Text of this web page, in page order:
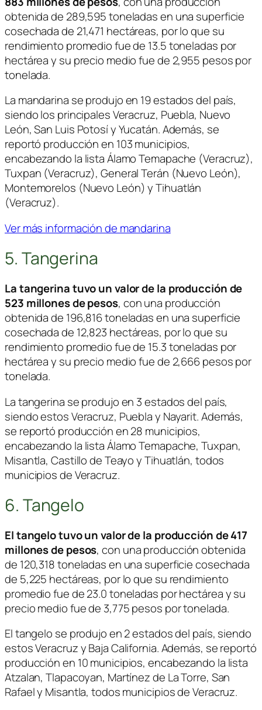
obtenida de 289,595 toneladas en una superficie
cosechada de 21,471 hectáreas, por lo que su
rendimiento promedio fue de 13.5 toneladas por
hectárea y su precio medio fue de 2,955 pesos por
tonelada.
La mandarina se produjo en 19 estados del país,
siendo los principales Veracruz, Puebla, Nuevo
León, San Luis Potosí y Yucatán. Además, se
reportó producción en 103 municipios,
encabezando la lista Álamo Temapache (Veracruz),
Tuxpan (Veracruz), General Terán (Nuevo León),
Montemorelos (Nuevo León) y Tihuatlán
(Veracruz).
Ver más información de mandarina
5. Tangerina
La tangerina tuvo un valor de la producción de
523 millones de pesos, con una producción
obtenida de 196,816 toneladas en una superficie
cosechada de 12,823 hectáreas, por lo que su
rendimiento promedio fue de 15.3 toneladas por
hectárea y su precio medio fue de 2,666 pesos por
tonelada.
La tangerina se produjo en 3 estados del país,
siendo estos Veracruz, Puebla y Nayarit. Además,
se reportó producción en 28 municipios,
encabezando la lista Álamo Temapache, Tuxpan,
Misantla, Castillo de Teayo y Tihuatlán, todos
municipios de Veracruz.
6. Tangelo
El tangelo tuvo un valor de la producción de 417
millones de pesos, con una producción obtenida
de 120,318 toneladas en una superficie cosechada
de 5,225 hectáreas, por lo que su rendimiento
promedio fue de 23.0 toneladas por hectárea y su
precio medio fue de 3,775 pesos por tonelada.
El tangelo se produjo en 2 estados del país, siendo
estos Veracruz y Baja California. Además, se reportó
producción en 10 municipios, encabezando la lista
Atzalan, Tlapacoyan, Martínez de La Torre, San
Rafael y Misantla, todos municipios de Veracruz.